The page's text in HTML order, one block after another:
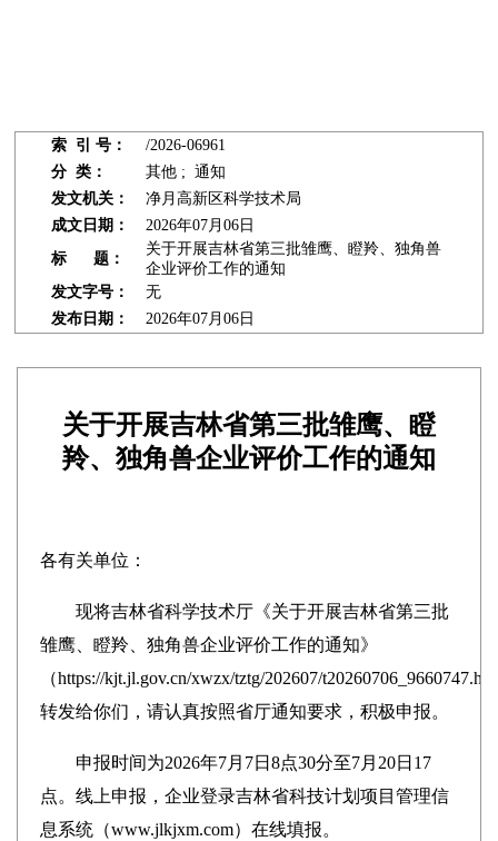
索 引 号：
/2026-06961
分 类：
其他 ; 通知
发文机关：
净月高新区科学技术局
成文日期：
2026年07月06日
标 题：
关于开展吉林省第三批雏鹰、瞪羚、独角兽
企业评价工作的通知
发文字号：
无
发布日期：
2026年07月06日
关于开展吉林省第三批雏鹰、瞪
羚、独角兽企业评价工作的通知
各有关单位：
现将吉林省科学技术厅《关于开展吉林省第三批
雏鹰、瞪羚、独角兽企业评价工作的通知》
（https://kjt.jl.gov.cn/xwzx/tztg/202607/
转发给你们，请认真按照省厅通知要求，积极申报。
申报时间为2026年7月7日8点30分至7月20日17
点。线上申报，企业登录吉林省科技计划项目管理信
息系统（www.jlkjxm.com）在线填报。